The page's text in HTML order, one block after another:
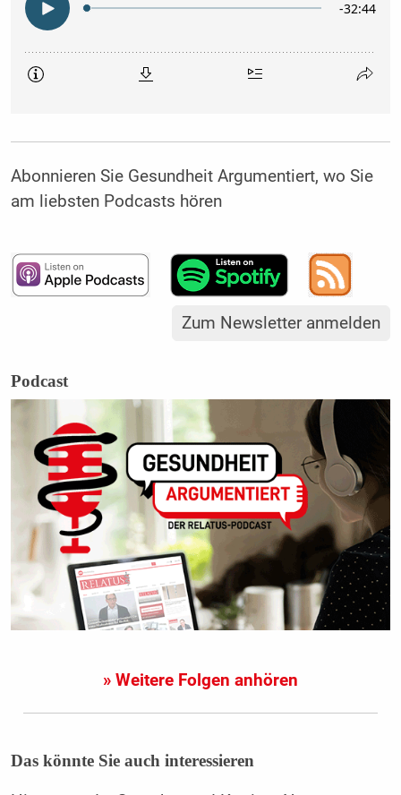
Abonnieren Sie Gesundheit Argumentiert, wo Sie
am liebsten Podcasts hören
Zum Newsletter anmelden
Podcast
» Weitere Folgen anhören
Das könnte Sie auch interessieren